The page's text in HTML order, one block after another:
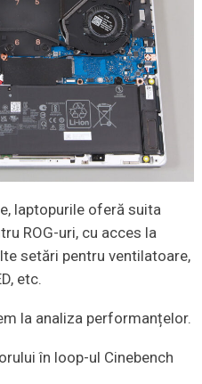
laptopurile oferă suita
ROG-uri, cu acces la
setări pentru ventilatoare,
etc.
la analiza performanțelor.
în loop-ul Cinebench